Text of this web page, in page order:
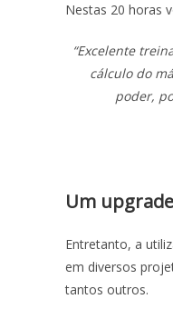
Nestas 20 horas
“Excelente
cálculo do
poder,
Um
Entretanto, a
em diversos
tantos outros.